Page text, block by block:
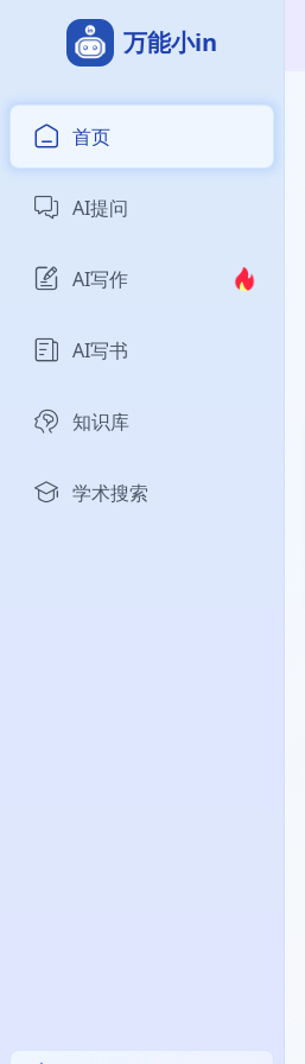
万能小in
首页
AI提问
AI写作
AI写书
知识库
学术搜索